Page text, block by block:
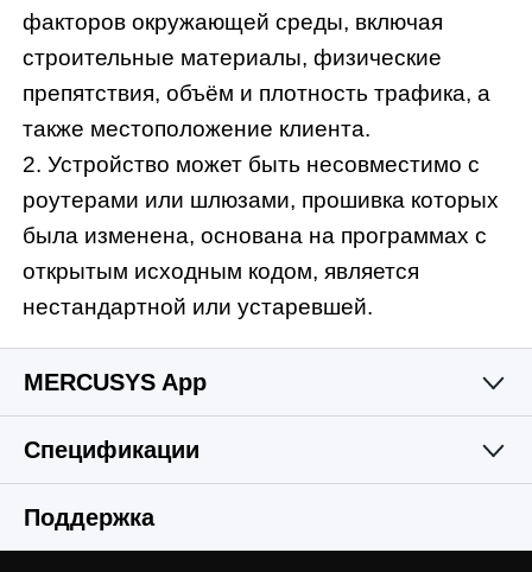
факторов окружающей среды, включая
строительные материалы, физические
препятствия, объём и плотность трафика, а
также местоположение клиента.
2. Устройство может быть несовместимо с
роутерами или шлюзами, прошивка которых
была изменена, основана на программах с
открытым исходным кодом, является
нестандартной или устаревшей.
MERCUSYS App
Простое и
функциональное
Спецификации
Функции беспроводной сети
Поддержка